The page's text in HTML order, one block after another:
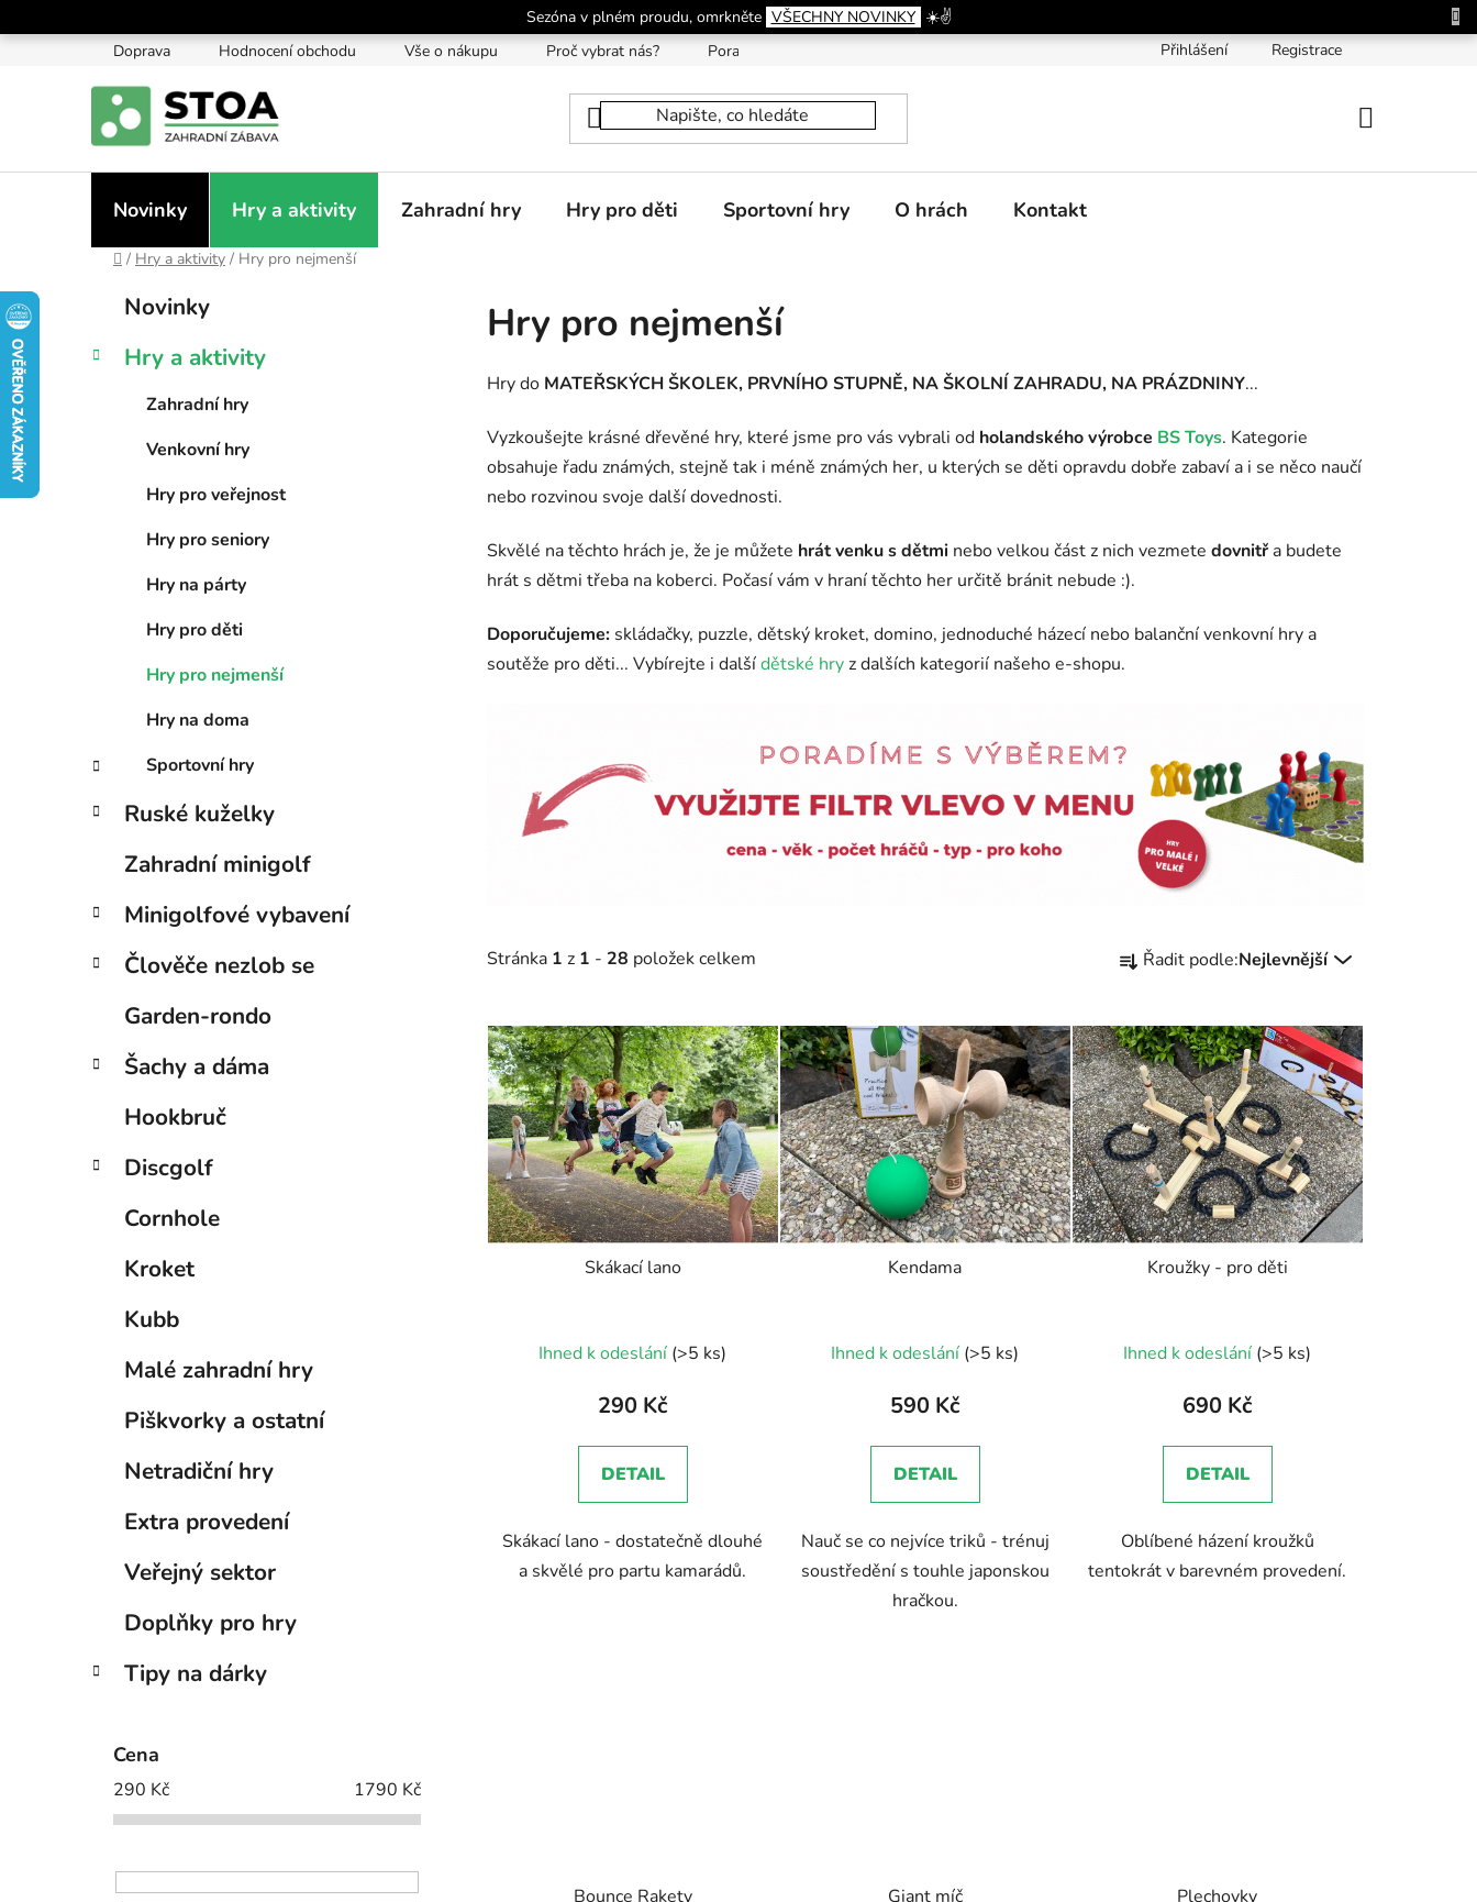
na
Sezóna v plném proudu, omrkněte VŠECHNY NOVINKY ☀️✌️
Doprava
Hodnocení obchodu Vše o nákupu Proč vybrat nás? Poradna Přihlášení Registrace
Novinky Hry a aktivity Zahradní hry Hry pro děti Sportovní hry O hrách Kontakt
Domů
/ Hry a aktivity / Hry pro nejmenší
s
Přeskočit
kategorie
e
Novinky
Hry a aktivity
Zahradní hry
Venkovní hry
Hry pro veřejnost
Hry pro seniory
Hry na párty
Hry pro děti
Hry pro nejmenší
Hry na doma
Sportovní hry
Ruské kuželky
Zahradní minigolf
Minigolfové vybavení
Člověče nezlob se
Garden-rondo
Šachy a dáma
Hookbruč
Discgolf
Cornhole
Kroket
Kubb
Malé zahradní hry
Piškvorky a ostatní
Netradiční hry
Extra provedení
Veřejný sektor
Doplňky pro hry
Tipy na dárky
Cena
290 Kč 1790 Kč
Hry pro nejmenší
Hry do MATEŘSKÝCH ŠKOLEK, PRVNÍHO STUPNĚ, NA ŠKOLNÍ ZAHRADU, NA PRÁZDNINY...
Vyzkoušejte krásné dřevěné hry, které jsme pro vás vybrali od holandského výrobce BS Toys. Kategorie
obsahuje řadu známých, stejně tak i méně známých her, u kterých se děti opravdu dobře zabaví a i se něco naučí
nebo rozvinou svoje další dovednosti.
Skvělé na těchto hrách je, že je můžete hrát venku s dětmi nebo velkou část z nich vezmete dovnitř a budete
hrát s dětmi třeba na koberci. Počasí vám v hraní těchto her určitě bránit nebude :).
Doporučujeme: skládačky, puzzle, dětský kroket, domino, jednoduché házecí nebo balanční venkovní hry a
soutěže pro děti... Vybírejte i dalšídětské hryz dalších kategorií našeho e-shopu.
Stránka 1 z 1 - 28 položek celkem
a
e
n
í
p
r
o
d
u
Řadit podle:Nejlevnější
V
ý
p
i
s
p
r
o
d
Skákací lano
Ihned k odeslání (>5 ks)
290 Kč
DETAIL
Skákací lano - dostatečně dlouhé
a skvělé pro partu kamarádů.
Kendama
hodnocení
produktu
5,0
z
hvězdiček.
Ihned k odeslání (>5 ks)
590 Kč
DETAIL
Nauč se co nejvíce triků - trénuj
soustředění s touhle japonskou
hračkou.
Kroužky - pro děti
Ihned k odeslání (>5 ks)
690 Kč
DETAIL
Oblíbené házení kroužků
tentokrát v barevném provedení.
Bounce Rakety Giant míč Plechovky